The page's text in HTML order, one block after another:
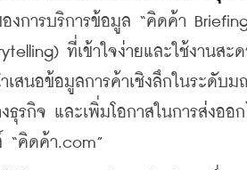
งการบริการข้อมูล “คิดค้า
ที่เข้าใจง่ายและใช้งานส
สนอข้อมูลการค้าเชิงลึกในระดับ
ธุรกิจ และเพิ่มโอกาสในการส่งอ
“คิดค้า.com”